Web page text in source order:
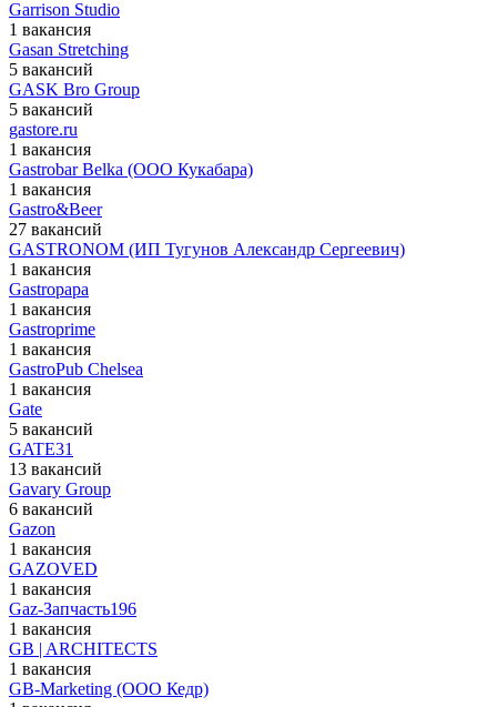
Garrison Studio
1 вакансия
Gasan Stretching
5 вакансий
GASK Bro Group
5 вакансий
gastore.ru
1 вакансия
Gastrobar Belka (ООО Кукабара)
1 вакансия
Gastro&Beer
27 вакансий
GASTRONOM (ИП Тугунов Александр Сергеевич)
1 вакансия
Gastropapa
1 вакансия
Gastroprime
1 вакансия
GastroPub Chelsea
1 вакансия
Gate
5 вакансий
GATE31
13 вакансий
Gavary Group
6 вакансий
Gazon
1 вакансия
GAZOVED
1 вакансия
Gaz-Запчасть196
1 вакансия
GB | ARCHITECTS
1 вакансия
GB-Marketing (ООО Кедр)